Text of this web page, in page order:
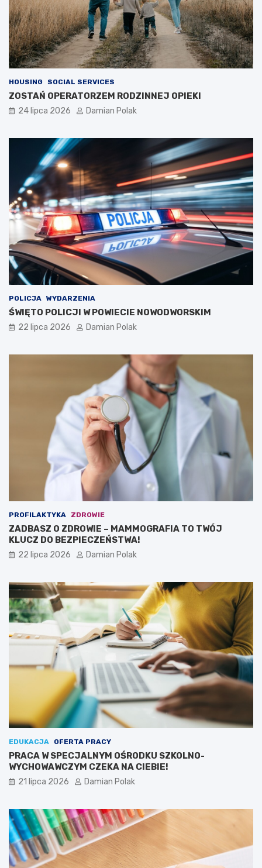
HOUSING SOCIAL SERVICES
ZOSTAŃ OPERATORZEM RODZINNEJ OPIEKI
24 lipca 2026 Damian Polak
POLICJA WYDARZENIA
ŚWIĘTO POLICJI W POWIECIE NOWODWORSKIM
22 lipca 2026 Damian Polak
PROFILAKTYKA ZDROWIE
ZADBASZ O ZDROWIE – MAMMOGRAFIA TO TWÓJ
KLUCZ DO BEZPIECZEŃSTWA!
22 lipca 2026 Damian Polak
EDUKACJA OFERTA PRACY
PRACA W SPECJALNYM OŚRODKU SZKOLNO-
WYCHOWAWCZYM CZEKA NA CIEBIE!
21 lipca 2026 Damian Polak